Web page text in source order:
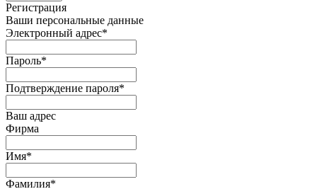
Регистрация
Ваши персональные данные
Электронный адрес*
Пароль*
Подтверждение пароля*
Ваш адрес
Фирма
Имя*
Фамилия*